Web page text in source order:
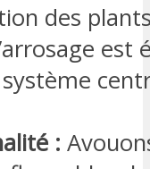
des
est
: